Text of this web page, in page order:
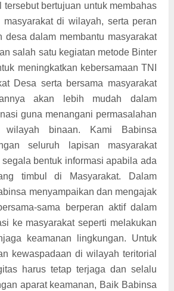
tersebut bertujuan untuk membahas
masyarakat di wilayah, serta peran
desa dalam membantu masyarakat
salah satu kegiatan metode Binter
meningkatkan kebersamaan TNI
Desa serta bersama masyarakat
akan lebih mudah dalam
guna menangani permasalahan
binaan. Kami Babinsa
seluruh lapisan masyarakat
bentuk informasi apabila ada
timbul di Masyarakat. Dalam
menyampaikan dan mengajak
sama berperan aktif dalam
ke masyarakat seperti melakukan
keamanan lingkungan. Untuk
kewaspadaan di wilayah teritorial
harus tetap terjaga dan selalu
aparat keamanan, Baik Babinsa